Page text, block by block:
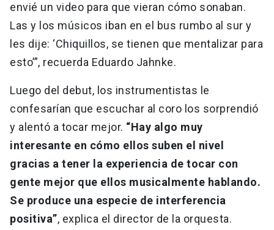
envié un video para que vieran cómo sonaban.
Las y los músicos iban en el bus rumbo al sur y
les dije: ‘Chiquillos, se tienen que mentalizar para
esto’”, recuerda Eduardo Jahnke.
Luego del debut, los instrumentistas le
confesarían que escuchar al coro los sorprendió
y alentó a tocar mejor. “Hay algo muy
interesante en cómo ellos suben el nivel
gracias a tener la experiencia de tocar con
gente mejor que ellos musicalmente hablando.
Se produce una especie de interferencia
positiva”, explica el director de la orquesta.